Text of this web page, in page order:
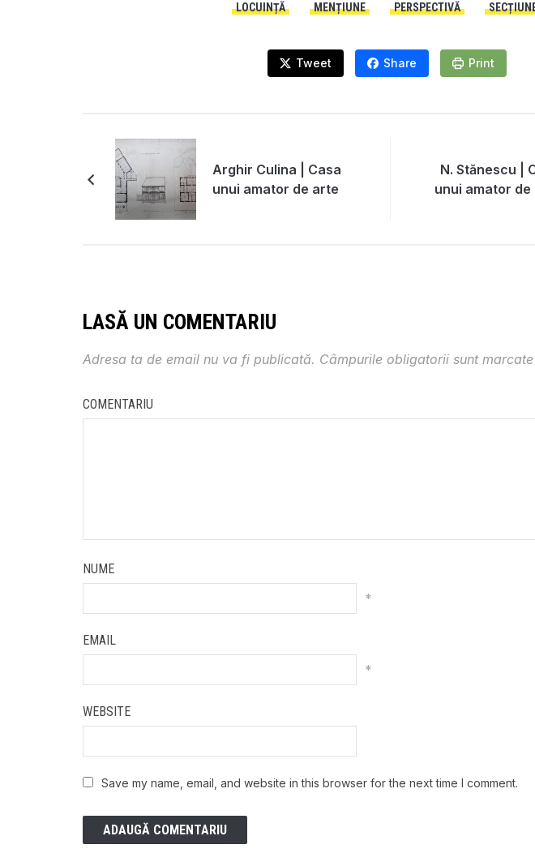
LOCUINȚĂ MENȚIUNE PERSPECTIVĂ
Tweet Share Print
Arghir Culina | Casa
unui amator de arte
N. Stănescu |
unui amator de
LASĂ UN COMENTARIU
Adresa ta de email nu va fi publicată. Câmpurile obligatorii sunt
COMENTARIU
NUME
*
EMAIL
*
WEBSITE
Save my name, email, and website in this browser for the next time I comment.